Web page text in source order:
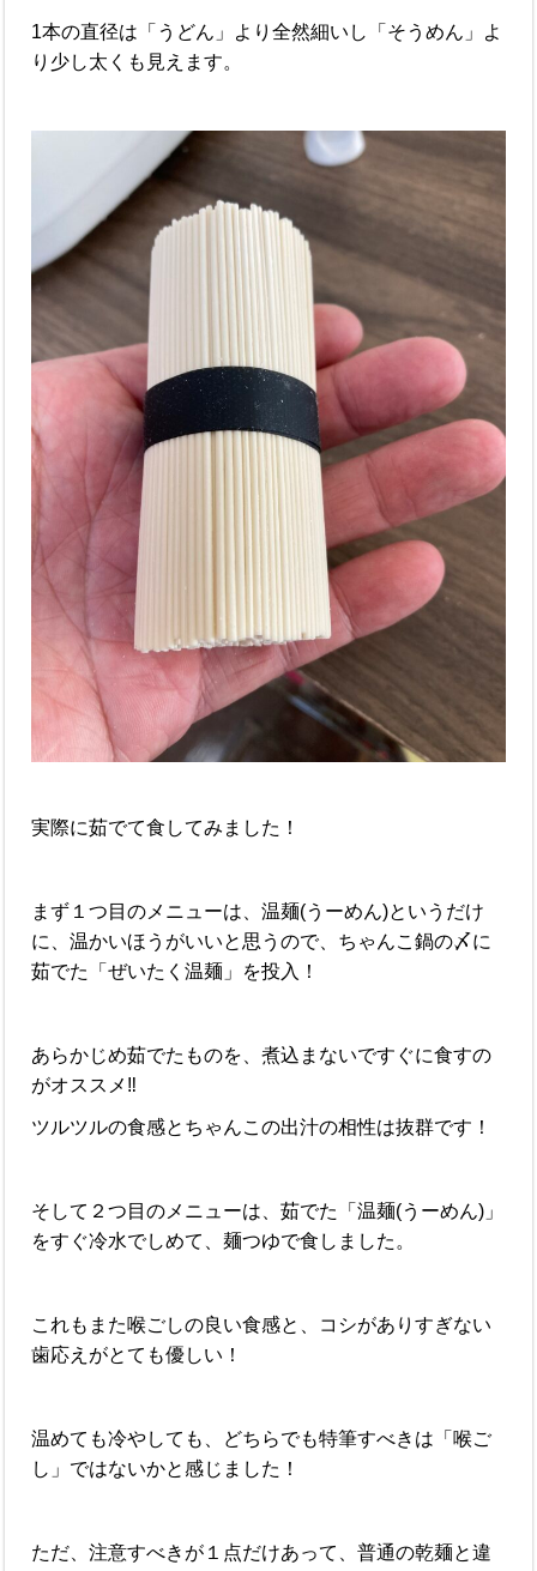
1本の直径は「うどん」より全然細いし「そうめん」よ
り少し太くも見えます。
実際に茹でて食してみました！
まず１つ目のメニューは、温麺(うーめん)というだけ
に、温かいほうがいいと思うので、ちゃんこ鍋の〆に
茹でた「ぜいたく温麺」を投入！
あらかじめ茹でたものを、煮込まないですぐに食すの
がオススメ‼︎
ツルツルの食感とちゃんこの出汁の相性は抜群です！
そして２つ目のメニューは、茹でた「温麺(うーめん)」
をすぐ冷水でしめて、麺つゆで食しました。
これもまた喉ごしの良い食感と、コシがありすぎない
歯応えがとても優しい！
温めても冷やしても、どちらでも特筆すべきは「喉ご
し」ではないかと感じました！
ただ、注意すべきが１点だけあって、普通の乾麺と違